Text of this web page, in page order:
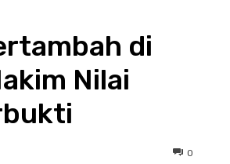
di
Nilai
0